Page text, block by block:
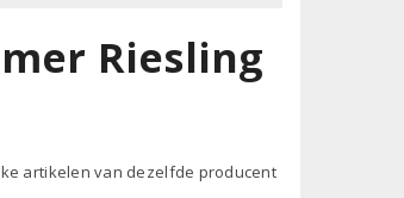
Riesling
artikelen van dezelfde producent